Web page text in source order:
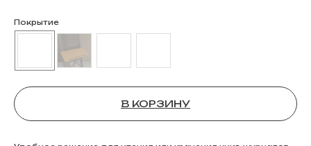
Покрытие
В КОРЗИНУ